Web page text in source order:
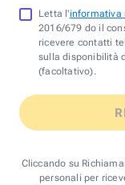
Letta l'informativa
2016/679 do il
ricevere contatti
sulla disponibilità
(facoltativo).
Cliccando su
personali per